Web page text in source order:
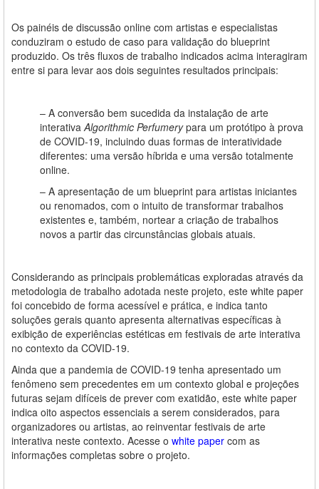
Os painéis de discussão online com artistas e especialistas
conduziram o estudo de caso para validação do blueprint
produzido. Os três fluxos de trabalho indicados acima interagiram
entre si para levar aos dois seguintes resultados principais:
– A conversão bem sucedida da instalação de arte
interativa Algorithmic Perfumerypara um protótipo à prova
de COVID-19, incluindo duas formas de interatividade
diferentes: uma versão híbrida e uma versão totalmente
online.
– A apresentação de um blueprint para artistas iniciantes
ou renomados, com o intuito de transformar trabalhos
existentes e, também, nortear a criação de trabalhos
novos a partir das circunstâncias globais atuais.
Considerando as principais problemáticas exploradas através da
metodologia de trabalho adotada neste projeto, este white paper
foi concebido de forma acessível e prática, e indica tanto
soluções gerais quanto apresenta alternativas específicas à
exibição de experiências estéticas em festivais de arte interativa
no contexto da COVID-19.
Ainda que a pandemia de COVID-19 tenha apresentado um
fenômeno sem precedentes em um contexto global e projeções
futuras sejam difíceis de prever com exatidão, este white paper
indica oito aspectos essenciais a serem considerados, para
organizadores ou artistas, ao reinventar festivais de arte
interativa neste contexto. Acesse o white paper com as
informações completas sobre o projeto.